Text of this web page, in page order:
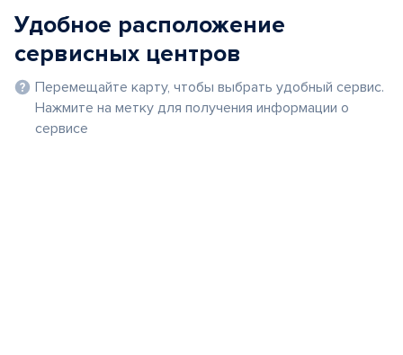
Удобное расположение
сервисных центров
Перемещайте карту, чтобы выбрать удобный сервис.
Нажмите на метку для получения информации о
сервисе